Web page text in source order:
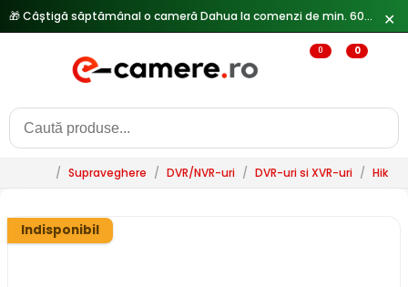
✕
0 0
/ Supraveghere / DVR/NVR-uri / DVR-uri si XVR-uri /
Indisponibil